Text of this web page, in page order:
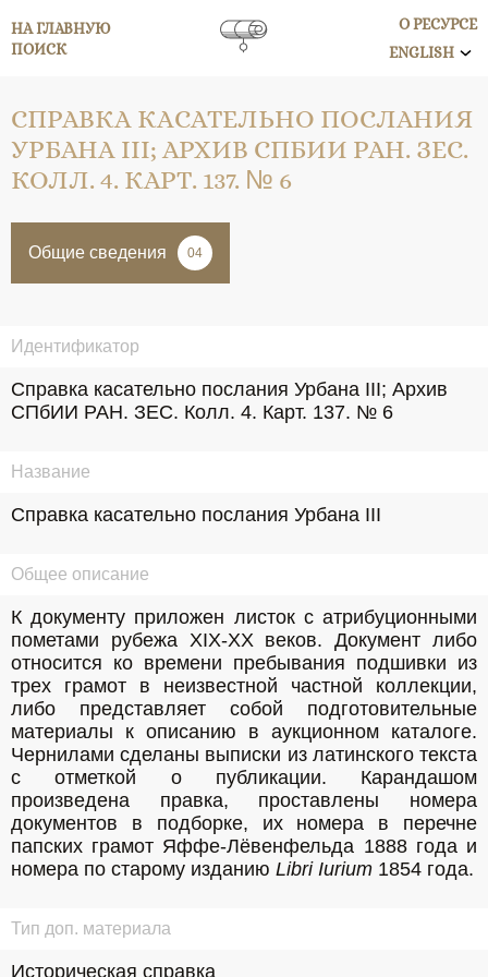
НА ГЛАВНУЮ
ПОИСК
О РЕСУРСЕ
ENGLISH
СПРАВКА КАСАТЕЛЬНО ПОСЛАНИЯ
УРБАНА III; АРХИВ СПБИИ РАН. ЗЕС.
КОЛЛ. 4. КАРТ. 137. № 6
Общие сведения 04
Идентификатор
Справка касательно послания Урбана III; Архив
СПбИИ РАН. ЗЕС. Колл. 4. Карт. 137. № 6
Название
Справка касательно послания Урбана III
Общее описание
К документу приложен листок с атрибуционными
пометами рубежа XIX-XX веков. Документ либо
относится ко времени пребывания подшивки из
трех грамот в неизвестной частной коллекции,
либо представляет собой подготовительные
материалы к описанию в аукционном каталоге.
Чернилами сделаны выписки из латинского текста
с отметкой о публикации. Карандашом
произведена правка, проставлены номера
документов в подборке, их номера в перечне
папских грамот Яффе-Лёвенфельда 1888 года и
номера по старому изданию Libri Iurium 1854 года.
Тип доп. материала
Историческая справка